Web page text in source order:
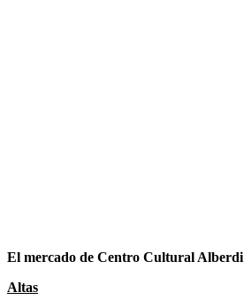
El mercado de Centro Cultural Alberdi
Altas